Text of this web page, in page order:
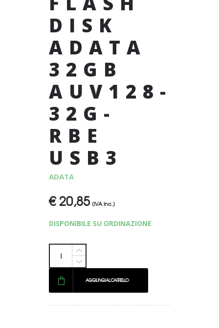
DISK
ADATA
32GB
AUV128-
32G-
RBE
USB3
ADATA
€20,85 (IVA inc.)
DISPONIBILE SU ORDINAZIONE
AGGIUNGI AL CARRELLO